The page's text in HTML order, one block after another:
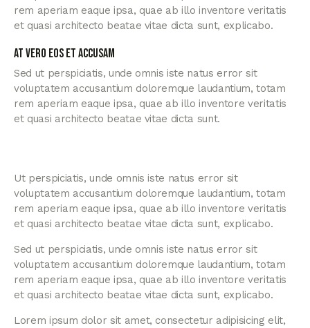
rem aperiam eaque ipsa, quae ab illo inventore veritatis
et quasi architecto beatae vitae dicta sunt, explicabo.
At vero eos et accusam
Sed ut perspiciatis, unde omnis iste natus error sit
voluptatem accusantium doloremque laudantium, totam
rem aperiam eaque ipsa, quae ab illo inventore veritatis
et quasi architecto beatae vitae dicta sunt.
Ut perspiciatis, unde omnis iste natus error sit
voluptatem accusantium doloremque laudantium, totam
rem aperiam eaque ipsa, quae ab illo inventore veritatis
et quasi architecto beatae vitae dicta sunt, explicabo.
Sed ut perspiciatis, unde omnis iste natus error sit
voluptatem accusantium doloremque laudantium, totam
rem aperiam eaque ipsa, quae ab illo inventore veritatis
et quasi architecto beatae vitae dicta sunt, explicabo.
Lorem ipsum dolor sit amet, consectetur adipisicing elit,